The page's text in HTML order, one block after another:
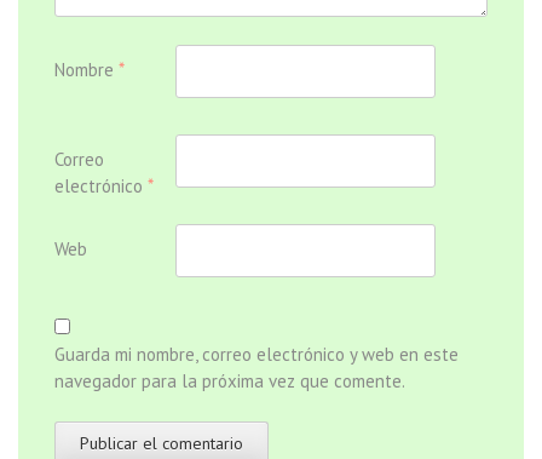
Nombre *
Correo
electrónico *
Web
Guarda mi nombre, correo electrónico y web en este
navegador para la próxima vez que comente.